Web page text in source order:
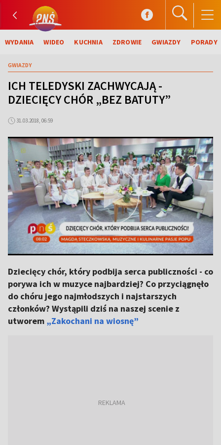
WYDANIA WIDEO KUCHNIA ZDROWIE GWIAZDY PORADY
GWIAZDY
ICH TELEDYSKI ZACHWYCAJĄ -
DZIECIĘCY CHÓR „BEZ BATUTY”
31.03.2018, 06:59
Dziecięcy chór, który podbija serca publiczności - co
porywa ich w muzyce najbardziej? Co przyciągnęło
do chóru jego najmłodszych i najstarszych
członków? Wystąpili dziś na naszej scenie z
utworem „Zakochani na wiosnę”